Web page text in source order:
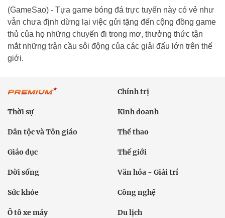
(GameSao) - Tựa game bóng đá trực tuyến này có vẻ như
vẫn chưa định dừng lại việc gửi tặng đến cộng đồng game
thủ của họ những chuyến đi trong mơ, thưởng thức tận
mắt những trận cầu sôi động của các giải đấu lớn trên thế
giới.
Chính trị
Thời sự Kinh doanh
Dân tộc và Tôn giáo Thể thao
Giáo dục Thế giới
Đời sống Văn hóa - Giải trí
Sức khỏe Công nghệ
Ô tô xe máy Du lịch